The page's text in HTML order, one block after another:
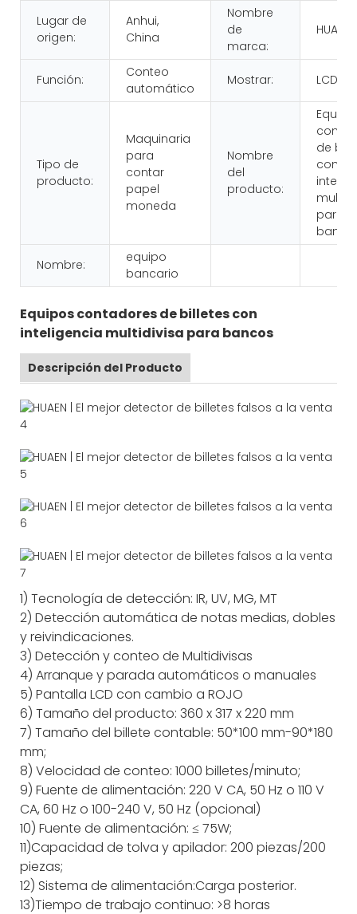
Lugar de
origen:
Anhui,
China
Nombre
de
marca:
HUAEN
Función:
Conteo
automático
Mostrar: LCD
Tipo de
producto:
Maquinaria
para
contar
papel
moneda
Nombre
del
producto:
de
con
para
Nombre:
equipo
bancario
Equipos contadores de billetes con
inteligencia multidivisa para bancos
Descripción del Producto
1) Tecnología de detección: IR, UV, MG, MT
2) Detección automática de notas medias, dobles
y reivindicaciones.
3) Detección y conteo de Multidivisas
4) Arranque y parada automáticos o manuales
5) Pantalla LCD con cambio a ROJO
6) Tamaño del producto: 360 x 317 x 220 mm
7) Tamaño del billete contable: 50*100 mm-90*180
mm;
8) Velocidad de conteo: 1000 billetes/minuto;
9) Fuente de alimentación: 220 V CA, 50 Hz o 110 V
CA, 60 Hz o 100-240 V, 50 Hz (opcional)
10) Fuente de alimentación: ≤ 75W;
11)Capacidad de tolva y apilador: 200 piezas/200
piezas;
12) Sistema de alimentación:Carga posterior.
13)Tiempo de trabajo continuo: >8 horas